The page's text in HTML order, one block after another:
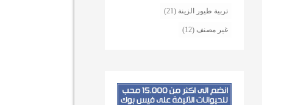
تربية طيور الزينة (21)
غير مصنف (12)